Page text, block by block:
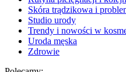
Skóra trądzikowa i
Studio urody
Trendy i nowości w
Uroda męska
Zdrowie